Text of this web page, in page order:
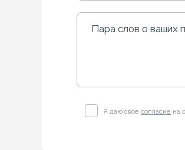
Я даю свое согласие на